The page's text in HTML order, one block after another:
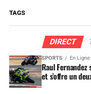
TAGS
DIRECT
SPORTS En
Raul
et s’offre un